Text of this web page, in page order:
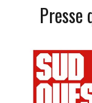
Presse